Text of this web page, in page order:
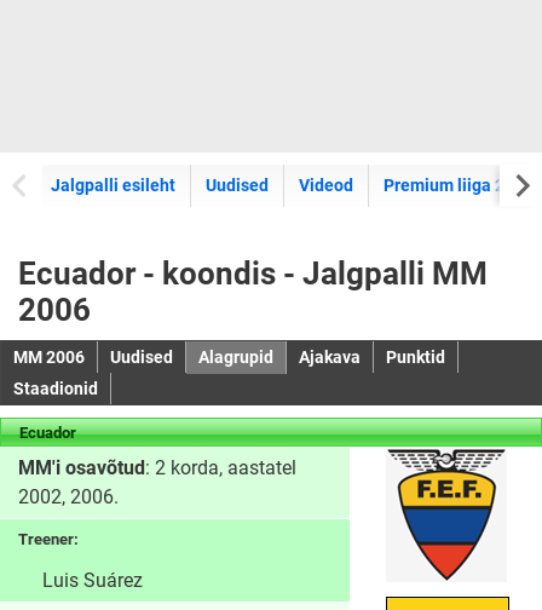
Jalgpalli esileht Uudised Videod Premium liiga 2026
Ecuador - koondis - Jalgpalli MM
2006
MM 2006 Uudised Alagrupid Ajakava
Punktid
Staadionid
Ecuador
MM'i osavõtud: 2 korda, aastatel
2002, 2006.
Treener:
Luis Suárez